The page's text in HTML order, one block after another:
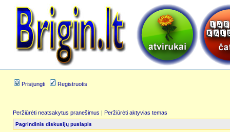
Prisijungti Registruotis
Peržiūrėti neatsakytus pranešimus | Peržiūrėti aktyvias temas
Pagrindinis diskusijų puslapis